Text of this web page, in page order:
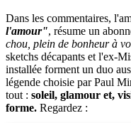
Dans les commentaires,
l'amour", résume un
chou, plein de bonheur à
sketchs décapants et l'ex-
installée forment un duo
légende choisie par Paul
tout : soleil, glamour et,
forme. Regardez :